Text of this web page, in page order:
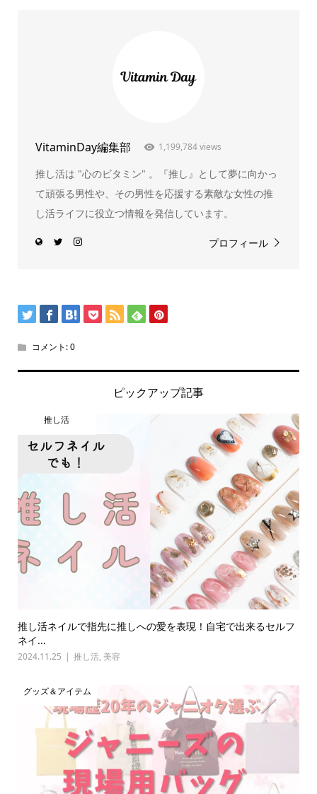
VitaminDay編集部 1,199,784 views
推し活は "心のビタミン" 。『推し』として夢に向かっ
て頑張る男性や、その男性を応援する素敵な女性の推
し活ライフに役立つ情報を発信しています。
プロフィール
コメント:0
ピックアップ記事
推し活
推し活ネイルで指先に推しへの愛を表現！自宅で出来るセルフ
ネイ...
2024.11.25 推し活, 美容
グッズ＆アイテム